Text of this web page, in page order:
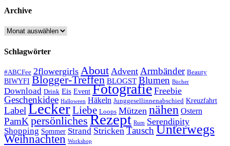
Archive
Archive
Schlagwörter
#ABCFee 2flowergirls About Advent Armbänder Beauty
BIWYFI Blogger-Treffen BLOGST Blumen Bücher
Download Drink Eis Event Fotografie Freebie
Geschenkidee Halloween Häkeln Junggesellinnenabschied Kreuzfahrt
Label LeckerLiebe Loops Mützen nähen Ostern
PamK persönliches Rezept Rum Serendipity
Shopping Sommer Strand Stricken Tausch Unterwegs
Weihnachten Workshop